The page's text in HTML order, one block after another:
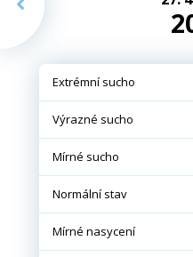
Extrémní sucho
Výrazné sucho
Mírné sucho
Normální stav
Mírné nasycení